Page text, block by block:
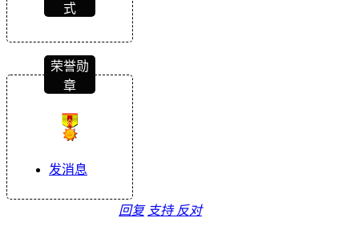
式
荣誉勋
章
发消息
回复 支持 反对